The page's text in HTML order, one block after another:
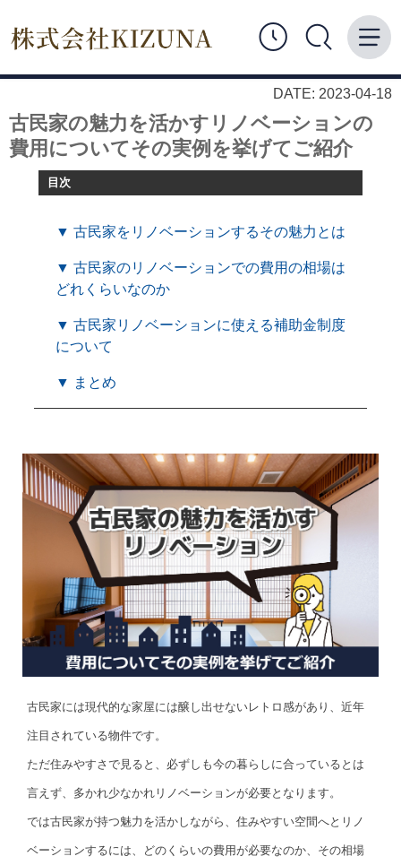
DATE: 2023-04-18
古民家の魅力を活かすリノベーションの
費用についてその実例を挙げてご紹介
目次
▼ 古民家をリノベーションするその魅力とは
▼ 古民家のリノベーションでの費用の相場は
どれくらいなのか
▼ 古民家リノベーションに使える補助金制度
について
▼ まとめ
古民家には現代的な家屋には醸し出せないレトロ感があり、近年
注目されている物件です。
ただ住みやすさで見ると、必ずしも今の暮らしに合っているとは
言えず、多かれ少なかれリノベーションが必要となります。
では古民家が持つ魅力を活かしながら、住みやすい空間へとリノ
ベーションするには、どのくらいの費用が必要なのか、その相場